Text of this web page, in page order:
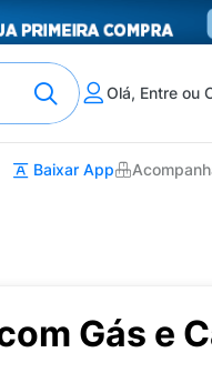
Olá, Entre ou
Baixar App
Gás e